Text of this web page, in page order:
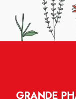
GRANDE